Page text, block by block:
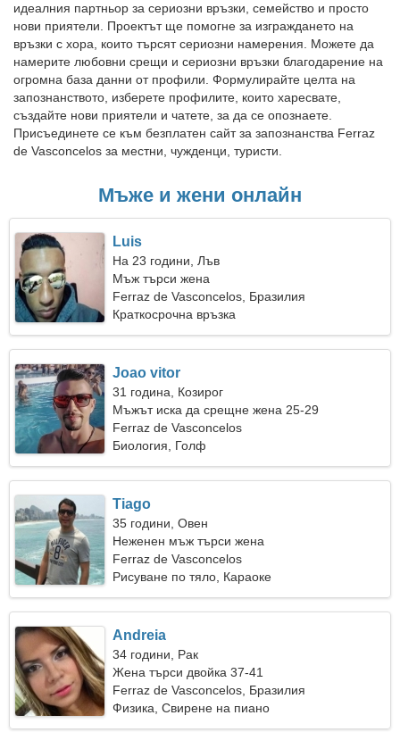
идеалния партньор за сериозни връзки, семейство и просто
нови приятели. Проектът ще помогне за изграждането на
връзки с хора, които търсят сериозни намерения. Можете да
намерите любовни срещи и сериозни връзки благодарение на
огромна база данни от профили. Формулирайте целта на
запознанството, изберете профилите, които харесвате,
създайте нови приятели и чатете, за да се опознаете.
Присъединете се към безплатен сайт за запознанства Ferraz
de Vasconcelos за местни, чужденци, туристи.
Мъже и жени онлайн
Luis
На 23 години, Лъв
Мъж търси жена
Ferraz de Vasconcelos, Бразилия
Краткосрочна връзка
Joao vitor
31 година, Козирог
Мъжът иска да срещне жена 25-29
Ferraz de Vasconcelos
Биология, Голф
Tiago
35 години, Овен
Неженен мъж търси жена
Ferraz de Vasconcelos
Рисуване по тяло, Караоке
Andreia
34 години, Рак
Жена търси двойка 37-41
Ferraz de Vasconcelos, Бразилия
Физика, Свирене на пиано